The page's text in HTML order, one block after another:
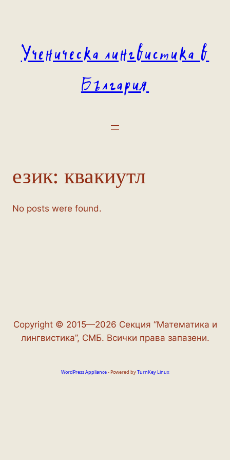
Ученическа лингвистика в
България
език: квакиутл
No posts were found.
Copyright © 2015—2026 Секция “Математика и
лингвистика”, СМБ. Всички права запазени.
WordPress Appliance- Powered byTurnKey Linux